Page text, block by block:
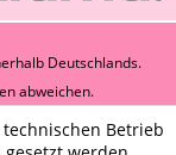
Deutschlands.
abweichen.
Betrieb